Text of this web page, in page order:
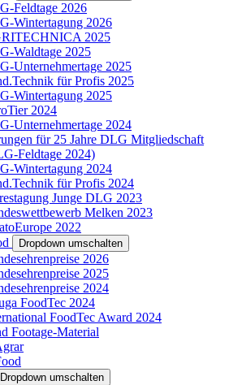
Feldtage 2026
Wintertagung 2026
2025
Waldtage 2025
Unternehmertage 2025
für Profis 2025
Wintertagung 2025
2024
Unternehmertage 2024
für 25 Jahre DLG Mitgliedschaft
Feldtage 2024)
Wintertagung 2024
für Profis 2024
Junge DLG 2023
Melken 2023
2022
Dropdown umschalten
2026
2025
2024
FoodTec 2024
FoodTec Award 2024
Footage-Material
Dropdown umschalten